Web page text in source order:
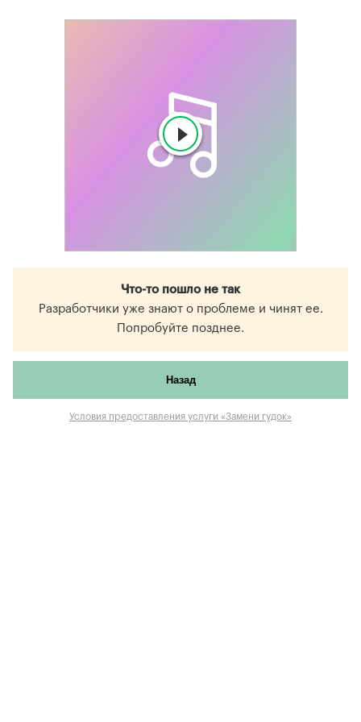
Что-то пошло не так
Разработчики уже знают о проблеме и чинят ее.
Попробуйте позднее.
Назад
Условия предоставления услуги «Замени гудок»